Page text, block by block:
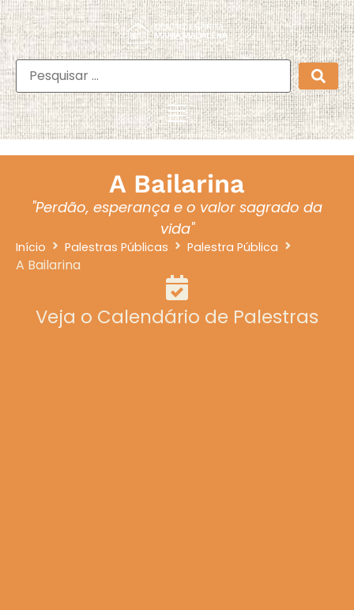
A Bailarina
"Perdão, esperança e o valor sagrado da
vida"
Início Palestras Públicas Palestra Pública
A Bailarina
Veja o Calendário de Palestras